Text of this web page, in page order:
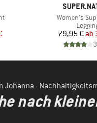
Preis
MARKE
Artikel
Women's
79,95 € ab
Johanna -
nach